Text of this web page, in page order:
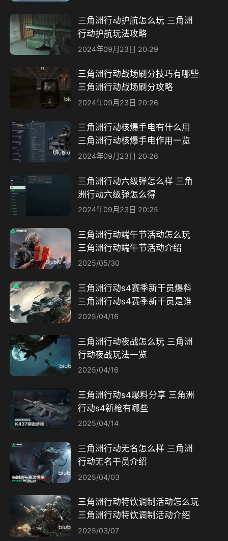
三角洲行动护航怎么玩 三角洲
行动护航玩法攻略
2024年09月23日 20:29
三角洲行动战场刷分技巧有哪些
三角洲行动战场刷分攻略
2024年09月23日 20:26
三角洲行动核爆手电有什么用
三角洲行动核爆手电作用一览
2024年09月23日 20:26
三角洲行动六级弹怎么样 三角
洲行动六级弹怎么得
2024年09月23日 20:25
三角洲行动端午节活动怎么玩
三角洲行动端午节活动介绍
2025/05/30
三角洲行动s4赛季新干员爆料
三角洲行动s4赛季新干员是谁
2025/04/16
三角洲行动夜战怎么玩 三角洲
行动夜战玩法一览
2025/04/16
三角洲行动s4爆料分享 三角洲
行动s4新枪有哪些
2025/04/14
三角洲行动无名怎么样 三角洲
行动无名干员介绍
2025/04/03
三角洲行动特饮调制活动怎么玩
三角洲行动特饮调制活动介绍
2025/03/07